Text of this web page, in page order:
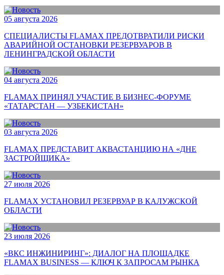
05 августа 2026
СПЕЦИАЛИСТЫ FLAMAX ПРЕДОТВРАТИЛИ РИСКИ
АВАРИЙНОЙ ОСТАНОВКИ РЕЗЕРВУАРОВ В
ЛЕНИНГРАДСКОЙ ОБЛАСТИ
04 августа 2026
FLAMAX ПРИНЯЛ УЧАСТИЕ В БИЗНЕС-ФОРУМЕ
«ТАТАРСТАН — УЗБЕКИСТАН»
03 августа 2026
FLAMAX ПРЕДСТАВИТ АКВАСТАНЦИЮ НА «ДНЕ
ЗАСТРОЙЩИКА»
27 июля 2026
FLAMAX УСТАНОВИЛ РЕЗЕРВУАР В КАЛУЖСКОЙ
ОБЛАСТИ
23 июля 2026
«ВКС ИНЖИНИРИНГ»: ДИАЛОГ НА ПЛОЩАДКЕ
FLAMAX BUSINESS — КЛЮЧ К ЗАПРОСАМ РЫНКА